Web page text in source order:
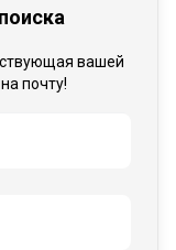
вашей
почту!